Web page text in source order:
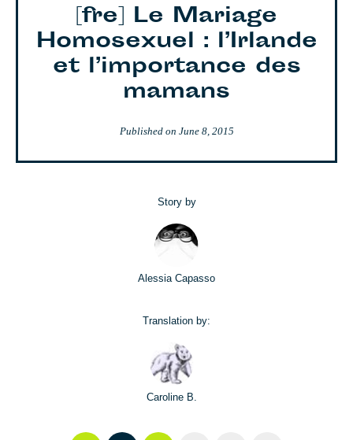
[fre] Le Mariage
Homosexuel : l’Irlande
et l’importance des
mamans
Published on June 8, 2015
Story by
Alessia Capasso
Translation by:
Caroline B.